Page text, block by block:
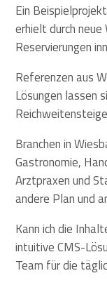
Ein
erhielt durch
Reservierungen
Referenzen aus
Lösungen lassen
Branchen in
Gastronomie,
Arztpraxen und
andere Plan und
Kann ich die
intuitive CMS-
Team für die